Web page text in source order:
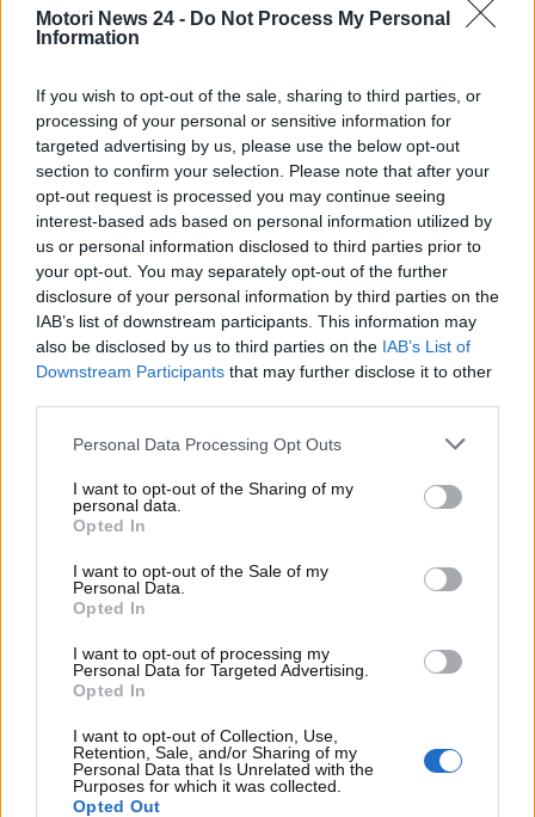
Motori News 24 - Do Not Process My Personal
Information
If you wish to opt-out of the sale, sharing to third parties, or
processing of your personal or sensitive information for
targeted advertising by us, please use the below opt-out
section to confirm your selection. Please note that after your
opt-out request is processed you may continue seeing
interest-based ads based on personal information utilized by
us or personal information disclosed to third parties prior to
your opt-out. You may separately opt-out of the further
disclosure of your personal information by third parties on the
IAB’s list of downstream participants. This information may
also be disclosed by us to third parties on the IAB’s List of
Downstream Participants that may further disclose it to other
Personal Data Processing Opt Outs
I want to opt-out of the Sharing of my
personal data.
Opted In
I want to opt-out of the Sale of my
Personal Data.
Opted In
I want to opt-out of processing my
Personal Data for Targeted Advertising.
Opted In
I want to opt-out of Collection, Use,
Retention, Sale, and/or Sharing of my
Personal Data that Is Unrelated with the
Purposes for which it was collected.
Opted Out
un cambio automatico di serie e di un sistema
mild hybrid a 48 volt
quali auto esso è montato?Ecco tutti i dettagli.
Tutte le auto di Stellantis
sulle quali è montato il
motore PureTech senza
cinghia: la lista
Lanuova generazione di motore PureTech,
quindi, ha sostituito la vecchia cinghia con una
catena di distribuzionemaggiormente affidabile e
meno soggetta a guasti e manutenzione
di acquistare determinati modelli di auto.